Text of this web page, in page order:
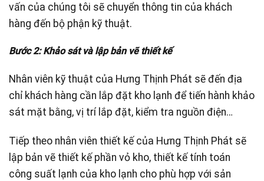
vấn của chúng tôi sẽ chuyển thông tin của khách
hàng đến bộ phận kỹ thuật.
Bước 2: Khảo sát và lập bản vẽ thiết kế
Nhân viên kỹ thuật của Hưng Thịnh Phát sẽ đến địa
chỉ khách hàng cần lắp đặt kho lạnh để tiến hành khảo
sát mặt bằng, vị trí lắp đặt, kiểm tra nguồn điện…
Tiếp theo nhân viên thiết kế của Hưng Thịnh Phát sẽ
lập bản vẽ thiết kế phần vỏ kho, thiết kế tính toán
công suất lạnh của kho lạnh cho phù hợp với sản